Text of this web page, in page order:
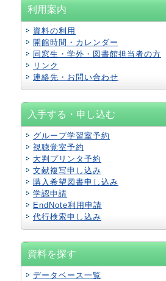
利用案内
資料の利用
開館時間・カレンダー
同窓生・学外・図書館担当者の方
リンク
連絡先・お問い合わせ
入手する・申し込む
グループ学習室予約
視聴覚室予約
大判プリンタ予約
文献複写申し込み
購入希望図書申し込み
学認申請
EndNote利用申請
代行検索申し込み
資料を探す
データベース一覧